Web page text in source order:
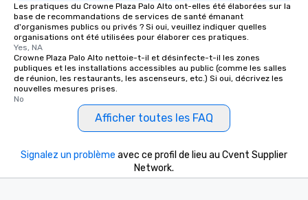
Les pratiques du Crowne Plaza Palo Alto ont-elles été élaborées sur la
base de recommandations de services de santé émanant
d'organismes publics ou privés ? Si oui, veuillez indiquer quelles
organisations ont été utilisées pour élaborer ces pratiques.
Yes, NA
Crowne Plaza Palo Alto nettoie-t-il et désinfecte-t-il les zones
publiques et les installations accessibles au public (comme les salles
de réunion, les restaurants, les ascenseurs, etc.) Si oui, décrivez les
nouvelles mesures prises.
No
Afficher toutes les FAQ
Signalez un problème avec ce profil de lieu au Cvent Supplier
Network.